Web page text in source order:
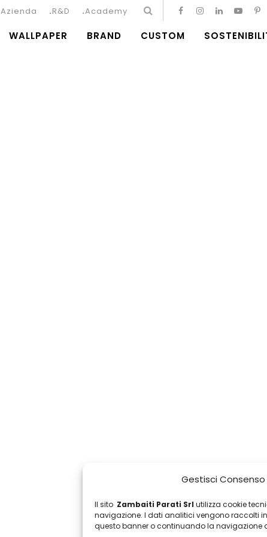
Gestisci
Il sito Zambaiti Parati Srl utilizza cookie
navigazione. I dati analitici vengono raccolti
questo banner o continuando la navigazione
Azienda R&D Academy
WALLPAPER BRAND CUSTOM